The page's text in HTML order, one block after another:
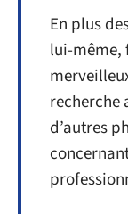
En plus
lui-même,
d’autres